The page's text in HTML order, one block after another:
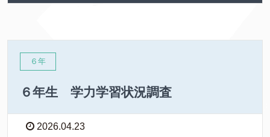
６年
６年生 学力学習状況調査
2026.04.23